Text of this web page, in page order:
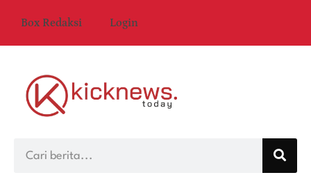
Box Redaksi Login